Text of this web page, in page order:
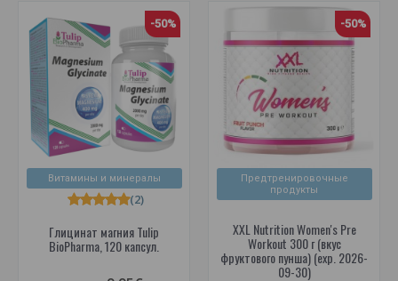
Витамины и минералы
-50%
Глицинат магния Tulip
BioPharma, 120 капсул.
(2)
Предтренировочные
продукты
-50%
XXL Nutrition Women's Pre
Workout 300 г (вкус
фруктового пунша) (exp. 2026-
09-30)